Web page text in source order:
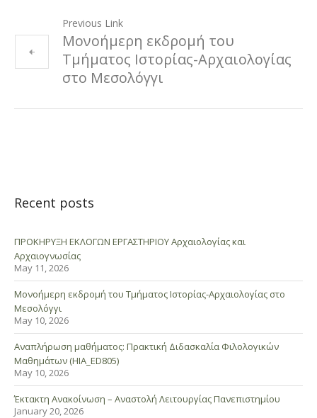
Previous Link
Μονοήμερη εκδρομή του
Τμήματος Ιστορίας-Αρχαιολογίας
στο Μεσολόγγι
Recent posts
ΠΡΟΚΗΡΥΞΗ ΕΚΛΟΓΩΝ ΕΡΓΑΣΤΗΡΙΟΥ Αρχαιολογίας και
Αρχαιογνωσίας
May 11, 2026
Μονοήμερη εκδρομή του Τμήματος Ιστορίας-Αρχαιολογίας στο
Μεσολόγγι
May 10, 2026
Αναπλήρωση μαθήματος: Πρακτική Διδασκαλία Φιλολογικών
Μαθημάτων (HIA_ED805)
May 10, 2026
Έκτακτη Ανακοίνωση – Αναστολή Λειτουργίας Πανεπιστημίου
January 20, 2026